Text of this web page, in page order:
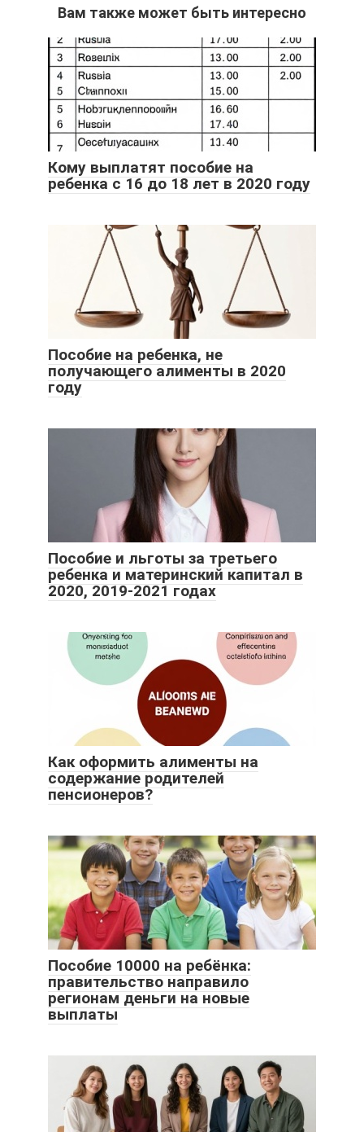
Вам также может быть интересно
Кому выплатят пособие на
ребенка с 16 до 18 лет в 2020 году
Пособие на ребенка, не
получающего алименты в 2020
году
Пособие и льготы за третьего
ребенка и материнский капитал в
2020, 2019-2021 годах
Как оформить алименты на
содержание родителей
пенсионеров?
Пособие 10000 на ребёнка:
правительство направило
регионам деньги на новые
выплаты